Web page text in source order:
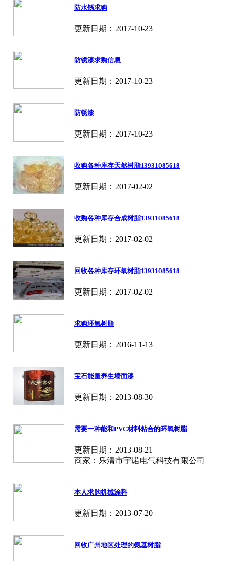
防水锈求购
更新日期：2017-10-23
防锈漆求购信息
更新日期：2017-10-23
防锈漆
更新日期：2017-10-23
收购各种库存天然树脂13931085618
更新日期：2017-02-02
收购各种库存合成树脂13931085618
更新日期：2017-02-02
回收各种库存环氧树脂13931085618
更新日期：2017-02-02
求购环氧树脂
更新日期：2016-11-13
宝石能量养生墙面漆
更新日期：2013-08-30
需要一种能和PVC材料粘合的环氧树脂
更新日期：2013-08-21
商家：乐清市宇诺电气科技有限公司
本人求购机械涂料
更新日期：2013-07-20
回收广州地区处理的氨基树脂